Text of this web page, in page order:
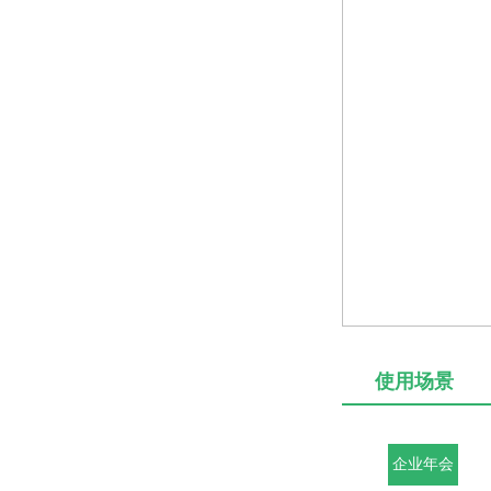
使用场景
企业年会